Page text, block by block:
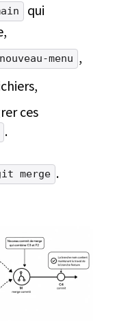
qui
nouveau-menu ,
ces
.
merge .